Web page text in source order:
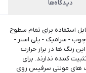
دیدگاه‌ها
استفاده برای تمام سطوح
- سرامیک - پلی استر -
رنگ ها در برار حرارت
کننده ندارند. برای
های مولتی سرفیس روی